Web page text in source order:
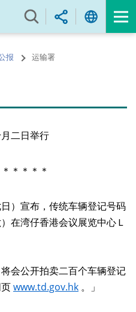
报 运输署
二日举行
＊＊＊＊
宣布，传统车辆登记号码
在湾仔香港会议展览中心Ｌ
公开拍卖二百个车辆登记
www.td.gov.hk 。」